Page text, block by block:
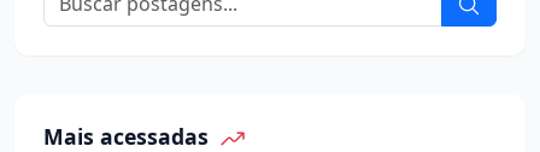
Mais acessadas